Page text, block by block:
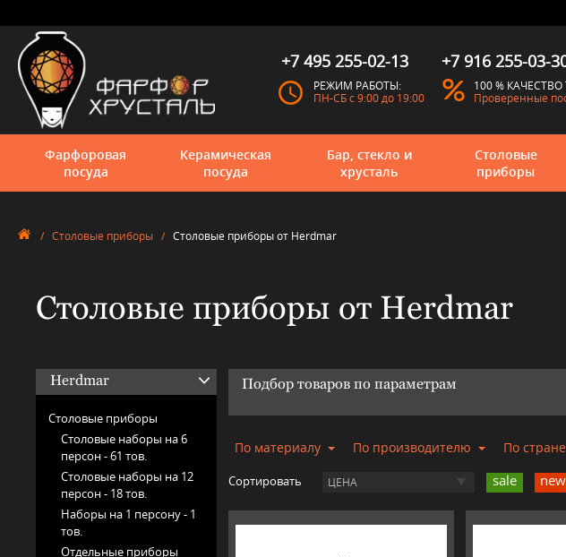
+7 495 255-02-13
РЕЖИМ РАБОТЫ:
ПН-СБ с 9:00 до 19:00
+7 916 255-03-
100 %
Проверенные
Фарфоровая
посуда
Керамическая
посуда
Бар, стекло и
хрусталь
Столовые
приборы
/ Столовые приборы / Столовые приборы от Herdmar
Столовые приборы от Herdmar
Herdmar
Столовые приборы
Столовые наборы на 6
персон -61 тов.
Столовые наборы на 12
персон - 18 тов.
Наборы на 1 персону - 1
тов.
Отдельные приборы
Подбор товаров по параметрам
По материалу По производителю По стране
Сортировать ЦЕНА sale new